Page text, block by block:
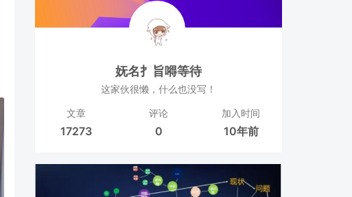
妩名扌旨嘚等待
这家伙很懒，什么也没写！
文章
17273
评论
0
加入时间
10年前